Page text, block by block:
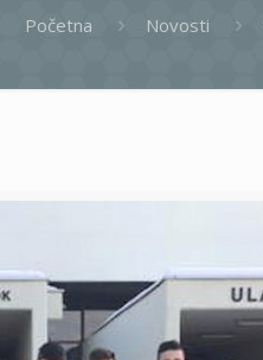
Početna Novosti